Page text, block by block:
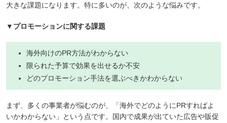
大きな課題になります。特に多いのが、次のような悩みです。
▼プロモーションに関する課題
海外向けのPR方法がわからない
限られた予算で効果を出せるか不安
どのプロモーション手法を選ぶべきかわからない
まず、多くの事業者が悩むのが、「海外でどのようにPRすればよ
いかわからない」という点です。国内で成果が出ていた広告や販促